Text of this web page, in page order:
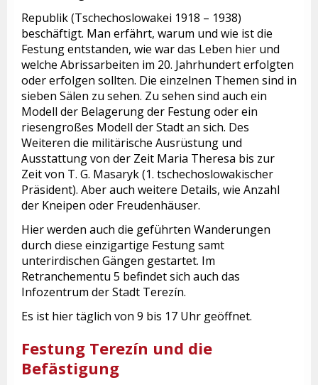
Republik (Tschechoslowakei 1918 – 1938)
beschäftigt. Man erfährt, warum und wie ist die
Festung entstanden, wie war das Leben hier und
welche Abrissarbeiten im 20. Jahrhundert erfolgten
oder erfolgen sollten. Die einzelnen Themen sind in
sieben Sälen zu sehen. Zu sehen sind auch ein
Modell der Belagerung der Festung oder ein
riesengroßes Modell der Stadt an sich. Des
Weiteren die militärische Ausrüstung und
Ausstattung von der Zeit Maria Theresa bis zur
Zeit von T. G. Masaryk (1. tschechoslowakischer
Präsident). Aber auch weitere Details, wie Anzahl
der Kneipen oder Freudenhäuser.
Hier werden auch die geführten Wanderungen
durch diese einzigartige Festung samt
unterirdischen Gängen gestartet. Im
Retranchementu 5 befindet sich auch das
Infozentrum der Stadt Terezín.
Es ist hier täglich von 9 bis 17 Uhr geöffnet.
Festung Terezín und die
Befästigung